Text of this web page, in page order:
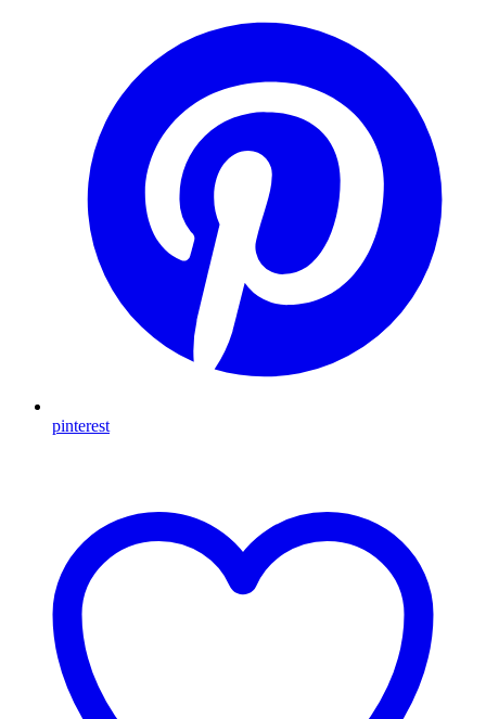
pinterest